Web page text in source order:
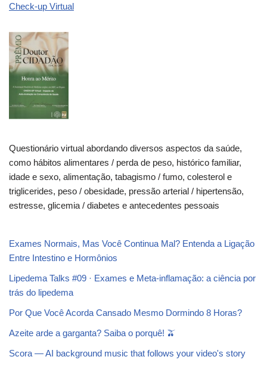
Check-up Virtual
Questionário virtual abordando diversos aspectos da saúde,
como hábitos alimentares / perda de peso, histórico familiar,
idade e sexo, alimentação, tabagismo / fumo, colesterol e
triglicerides, peso / obesidade, pressão arterial / hipertensão,
estresse, glicemia / diabetes e antecedentes pessoais
Exames Normais, Mas Você Continua Mal? Entenda a Ligação
Entre Intestino e Hormônios
Lipedema Talks #09 · Exames e Meta-inflamação: a ciência por
trás do lipedema
Por Que Você Acorda Cansado Mesmo Dormindo 8 Horas?
Azeite arde a garganta? Saiba o porquê! 🫒
Scora — AI background music that follows your video's story